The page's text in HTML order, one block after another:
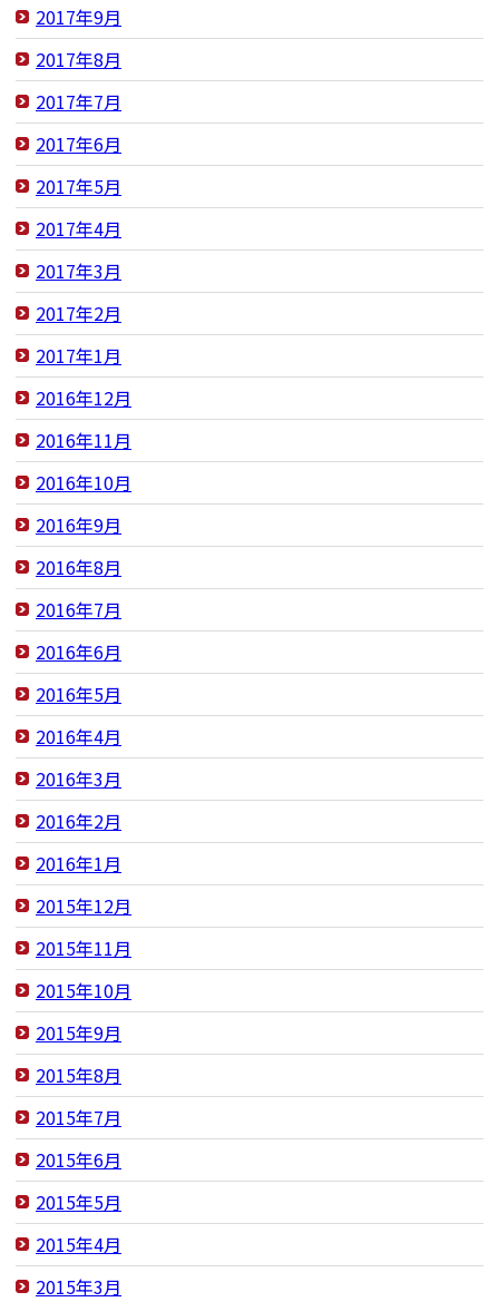
2017年9月
2017年8月
2017年7月
2017年6月
2017年5月
2017年4月
2017年3月
2017年2月
2017年1月
2016年12月
2016年11月
2016年10月
2016年9月
2016年8月
2016年7月
2016年6月
2016年5月
2016年4月
2016年3月
2016年2月
2016年1月
2015年12月
2015年11月
2015年10月
2015年9月
2015年8月
2015年7月
2015年6月
2015年5月
2015年4月
2015年3月